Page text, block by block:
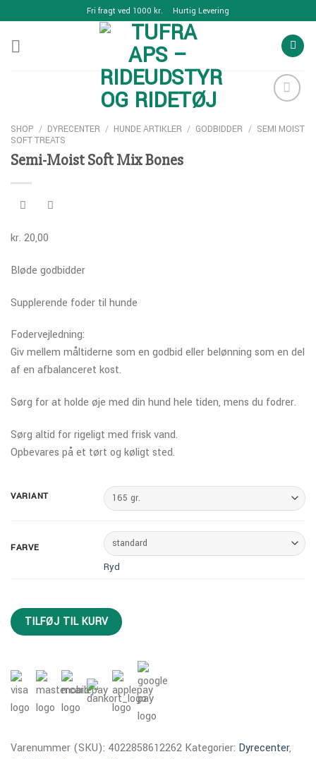
to
content
Fri fragt ved 1000 kr. Hurtig Levering
SHOP / DYRECENTER / HUNDE ARTIKLER / GODBIDDER / SEMI MOIST
SOFT TREATS
Semi-Moist Soft Mix Bones
kr. 20,00
Bløde godbidder
Supplerende foder til hunde
Fodervejledning:
Giv mellem måltiderne som en godbid eller belønning som en del
af en afbalanceret kost.
Sørg for at holde øje med din hund hele tiden, mens du fodrer.
Sørg altid for rigeligt med frisk vand.
Opbevares på et tørt og køligt sted.
VARIANT
FARVE
Ryd
TILFØJ TIL KURV
Varenummer (SKU): 4022858612262 Kategorier: Dyrecenter,